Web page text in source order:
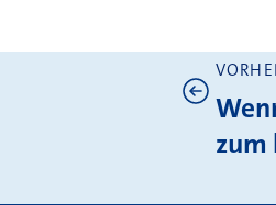
Weitere
zum